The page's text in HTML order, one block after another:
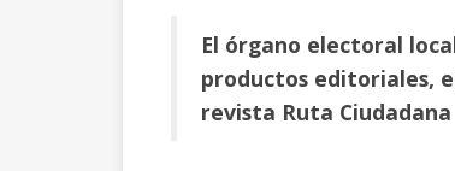
El órgano electoral
productos editoriales,
revista Ruta Ciudadana